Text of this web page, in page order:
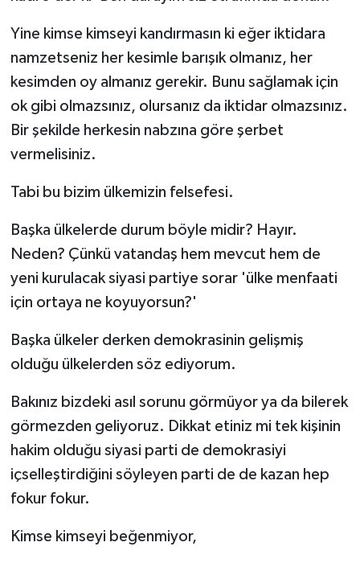
Yine kimse kimseyi kandırmasın ki eğer iktidara
namzetseniz her kesimle barışık olmanız, her
kesimden oy almanız gerekir. Bunu sağlamak için
ok gibi olmazsınız, olursanız da iktidar olmazsınız.
Bir şekilde herkesin nabzına göre şerbet
vermelisiniz.
Tabi bu bizim ülkemizin felsefesi.
Başka ülkelerde durum böyle midir? Hayır.
Neden? Çünkü vatandaş hem mevcut hem de
yeni kurulacak siyasi partiye sorar 'ülke menfaati
için ortaya ne koyuyorsun?'
Başka ülkeler derken demokrasinin gelişmiş
olduğu ülkelerden söz ediyorum.
Bakınız bizdeki asıl sorunu görmüyor ya da bilerek
görmezden geliyoruz. Dikkat etiniz mi tek kişinin
hakim olduğu siyasi parti de demokrasiyi
içselleştirdiğini söyleyen parti de de kazan hep
fokur fokur.
Kimse kimseyi beğenmiyor,